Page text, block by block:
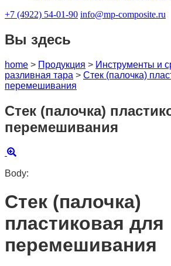
+7 (4922) 54-01-90 info@mp-composite.ru
Вы здесь
home > Продукция > Инструменты и
разливная тара > Стек (палочка)
перемешивания
Стек (палочка)
перемешивания
Body:
Стек (палочка)
пластиковая для
перемешивания